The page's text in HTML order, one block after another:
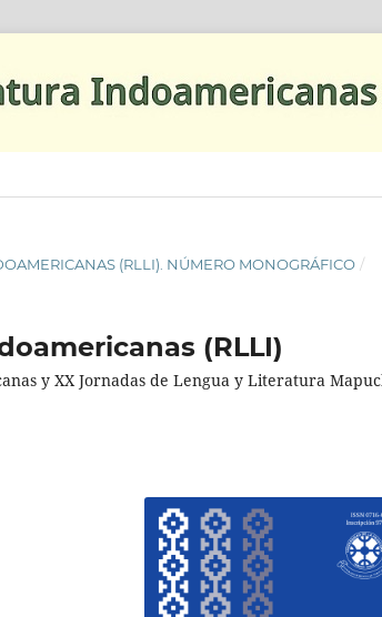
(RLLI). NÚMERO MONOGRÁFICO /
(RLLI)
y XX Jornadas de Lengua y Literatura